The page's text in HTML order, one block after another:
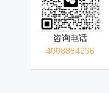
咨询电话
4008884236